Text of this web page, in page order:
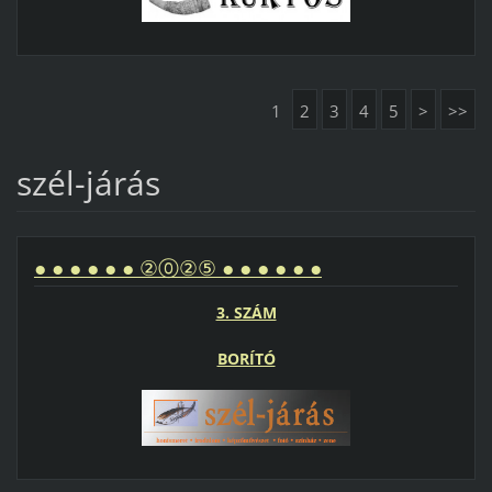
1 2 3 4 5 > >>
szél-járás
● ● ● ● ● ● ②⓪②⑤ ● ● ● ● ● ●
3. SZÁM
BORÍTÓ